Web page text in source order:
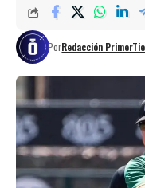
PorRedacción